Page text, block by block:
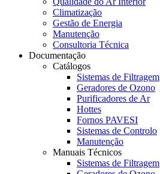
Climatização
Gestão de Energia
Manutenção
Consultoria Técnica
Documentação
Catálogos
Sistemas de Filtragem
Geradores de Ozono
Purificadores de Ar
Hottes
Fornos PAVESI
Sistemas de Controlo
Manutenção
Manuais Técnicos
Sistemas de Filtragem